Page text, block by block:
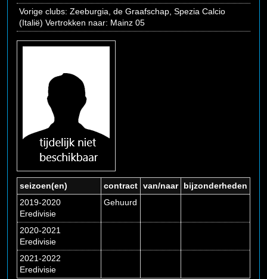
Vorige clubs: Zeeburgia, de Graafschap, Spezia Calcio
(Italië) Vertrokken naar: Mainz 05
seizoen(en) contract van/naar
bijzonderheden
2019-2020
Eredivisie
Gehuurd
2020-2021
Eredivisie
2021-2022
Eredivisie